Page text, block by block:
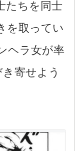
たちを同士
を取ってい
ヘラ女が率
寄せよう